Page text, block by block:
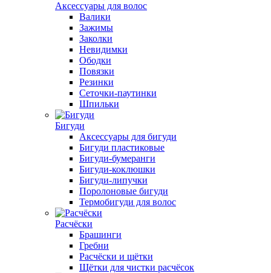
Аксессуары для волос
Валики
Зажимы
Заколки
Невидимки
Ободки
Повязки
Резинки
Сеточки-паутинки
Шпильки
Бигуди
Аксессуары для бигуди
Бигуди пластиковые
Бигуди-бумеранги
Бигуди-коклюшки
Бигуди-липучки
Поролоновые бигуди
Термобигуди для волос
Расчёски
Брашинги
Гребни
Расчёски и щётки
Щётки для чистки расчёсок